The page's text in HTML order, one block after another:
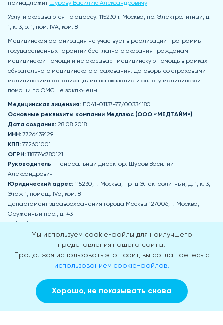
принадлежит Шурову Василию Александровичу
Услуги оказываются по адресу: 115230 r. Москва, пр. Электролитный, д.
1, к. 3, э. 1, пом. IVA, ком. 8
Медицинская организация не участвует в реализации программы
государственных гарантий бесплатного оказания гражданам
медицинской помощи и не оказывает медицинскую помощь в рамках
обязательного медицинского страхования. Договоры со страховыми
медицинскими организациями на оказание и оплату медицинской
помощи по ОМС не заключены.
Медицинская лицензия: Л041-01137-77/00334180
Основные реквизиты компании Медплюс (ООО «МЕДТАЙМ»)
Дата создания: 28.08.2018
ИНН:7726439129
КПП:772601001
ОГРН: 1187746780121
Руководитель - Генеральный директор: Шуров Василий
Александрович
Юридический адрес: 115230, г. Москва, пр-д Электролитный, д. 1, к. 3,
Этаж 1, помещ. IVа, ком. 8
Департамент здравоохранения города Москвы 127006, г. Москва,
Оружейный пер., д. 43
zdrav@mos.ru
Пн-Чт: 8:00-17:00 Пт: 8:00-15:45 Обед: 12:30-13:15 Сб, Вс - выходные дни
Приемная Департамента здравоохранения города Москвы
Пн-Чт: 9:00-18:00 Пт: 9:00-16:45 Обед: 13:30-14:30 Сб, Вс - выходные дни
© 2018-2026
Мы используем cookie-файлы для наилучшего
представления нашего сайта.
Продолжая использовать этот сайт, вы соглашаетесь с
использованием cookie-файлов.
Хорошо, не показывать снова
Заказать звонок Вызвать врача на дом